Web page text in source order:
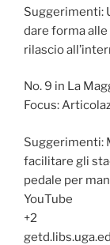
Suggerimenti:
dare forma
rilascio
No. 9 in La
Focus:
Suggerimenti:
facilitare gli
pedale per
YouTube
+2